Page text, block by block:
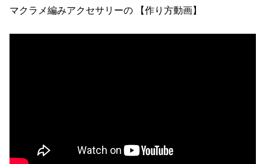
マクラメ編みアクセサリーの 【作り方動画】